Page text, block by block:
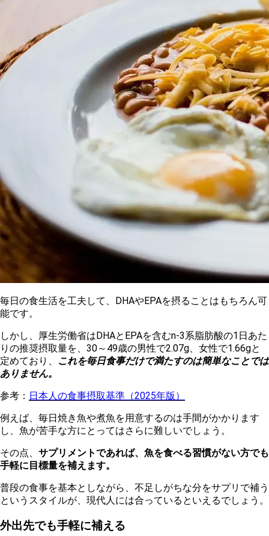
毎日の食生活を工夫して、DHAやEPAを摂ることはもちろん可
能です。
しかし、厚生労働省はDHAとEPAを含むn-3系脂肪酸の1日あた
りの推奨摂取量を、30～49歳の男性で2.07g、女性で1.66gと
定めており、
これを毎日食事だけで満たすのは簡単なことでは
ありません。
参考： 日本人の食事摂取基準（2025年版）
例えば、毎日焼き魚や煮魚を用意するのは手間がかかります
し、魚が苦手な方にとってはさらに難しいでしょう。
その点、 サプリメントであれば、魚を食べる習慣がない方でも
手軽に目標量を補えます。
普段の食事を基本としながら、不足しがちな分をサプリで補う
というスタイルが、現代人には合っているといえるでしょう。
外出先でも手軽に補える